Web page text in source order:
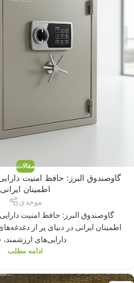
مقالات
گاوصندوق البرز: حافظ امنیت
اطمینان ایرانی
موحدی
گاوصندوق البرز: حافظ امنیت
اطمینان ایرانی در دنیای پر از
دارایی‌های ارزشمند،
ادامه مطلب